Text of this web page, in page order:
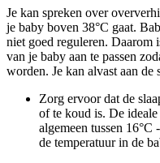
Je kan spreken over
je baby boven 38°C gaat.
niet goed reguleren. Daarom
van je baby aan te passen
worden. Je kan alvast aan de
Zorg ervoor dat de
of te koud is. De
algemeen tussen
de temperatuur in de